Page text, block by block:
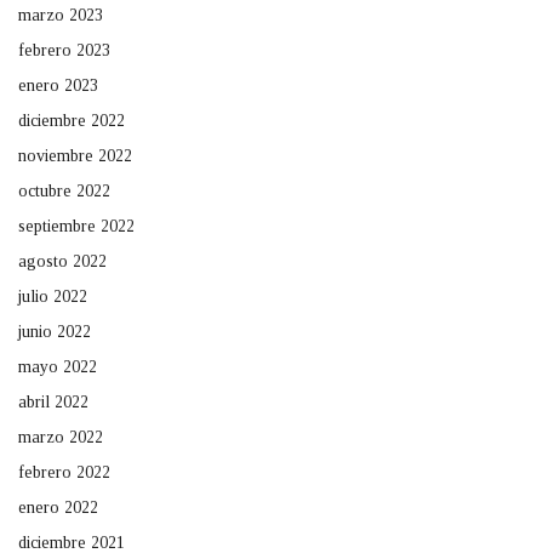
marzo 2023
febrero 2023
enero 2023
diciembre 2022
noviembre 2022
octubre 2022
septiembre 2022
agosto 2022
julio 2022
junio 2022
mayo 2022
abril 2022
marzo 2022
febrero 2022
enero 2022
diciembre 2021